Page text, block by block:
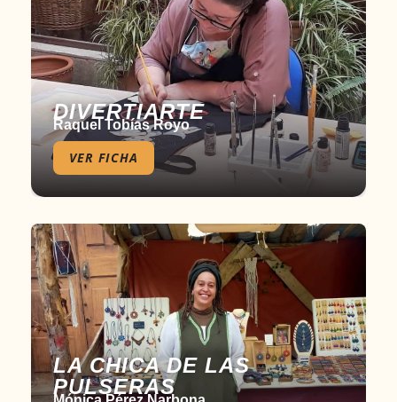
DIVERTIARTE
Raquel Tobías Royo
VER FICHA
LA CHICA DE LAS
PULSERAS